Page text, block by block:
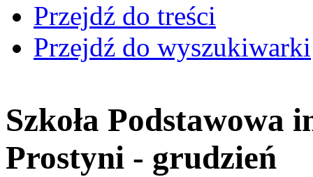
Przejdź do treści
Przejdź do wyszukiwarki
Szkoła Podstawowa
Prostyni - grudzień